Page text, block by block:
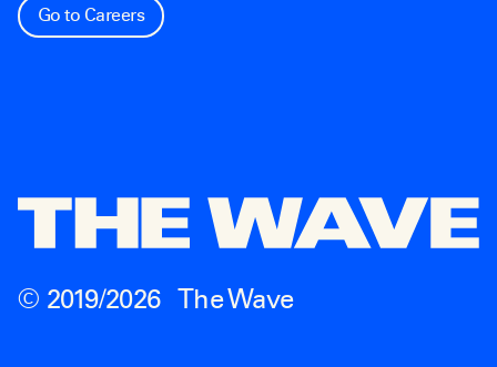
Go to Careers
© 2019/2026 The Wave